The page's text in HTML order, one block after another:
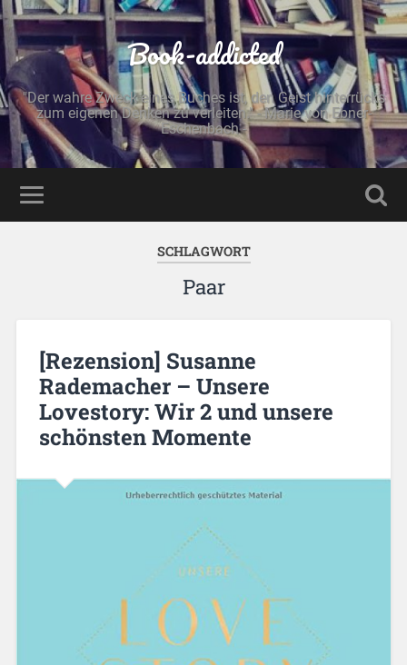
Book-addicted
"Der wahre Zweck eines Buches ist, den Geist hinterrücks
zum eigenen Denken zu verleiten." - Marie von Ebner-
Eschenbach -
SCHLAGWORT
Paar
[Rezension] Susanne
Rademacher – Unsere
Lovestory: Wir 2 und unsere
schönsten Momente